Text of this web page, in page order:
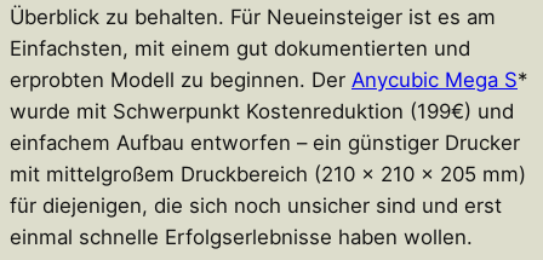
Überblick zu behalten. Für Neueinsteiger ist es am
Einfachsten, mit einem gut dokumentierten und
erprobten Modell zu beginnen. Der Anycubic Mega S*
wurde mit Schwerpunkt Kostenreduktion (199€) und
einfachem Aufbau entworfen – ein günstiger Drucker
mit mittelgroßem Druckbereich (210 x 210 x 205 mm)
für diejenigen, die sich noch unsicher sind und erst
einmal schnelle Erfolgserlebnisse haben wollen.